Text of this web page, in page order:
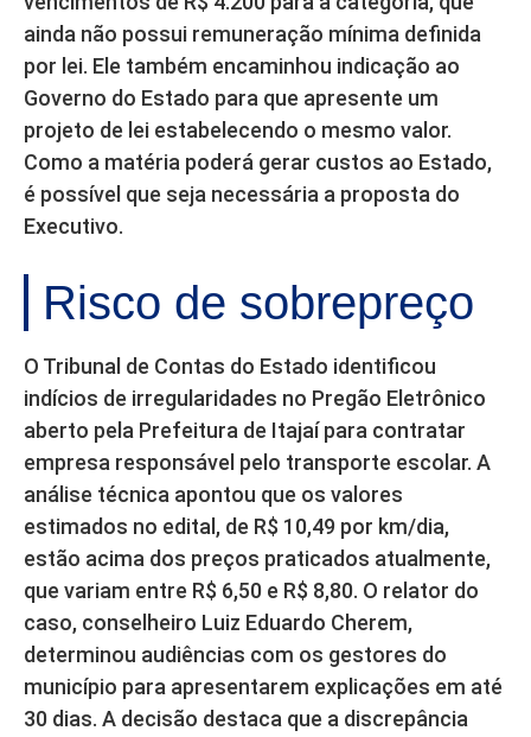
ainda não possui remuneração mínima definida
por lei. Ele também encaminhou indicação ao
Governo do Estado para que apresente um
projeto de lei estabelecendo o mesmo valor.
Como a matéria poderá gerar custos ao Estado,
é possível que seja necessária a proposta do
Executivo.
Risco de sobrepreço
O Tribunal de Contas do Estado identificou
indícios de irregularidades no Pregão Eletrônico
aberto pela Prefeitura de Itajaí para contratar
empresa responsável pelo transporte escolar. A
análise técnica apontou que os valores
estimados no edital, de R$ 10,49 por km/dia,
estão acima dos preços praticados atualmente,
que variam entre R$ 6,50 e R$ 8,80. O relator do
caso, conselheiro Luiz Eduardo Cherem,
determinou audiências com os gestores do
município para apresentarem explicações em até
30 dias. A decisão destaca que a discrepância